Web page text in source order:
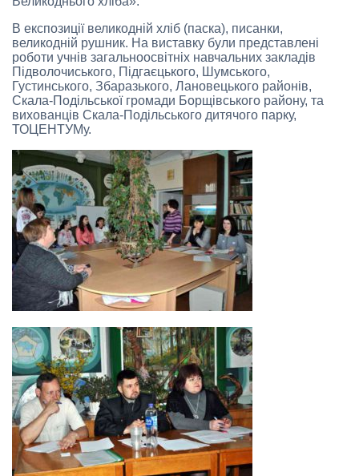
В експозиції великодній хліб (паска), писанки,
великодній рушник. На виставку були представлені
роботи учнів загальноосвітніх навчальних закладів
Підволочиського, Підгаєцького, Шумського,
Густинського, Збаразького, Лановецького районів,
Скала-Подільської громади Борщівського району, та
вихованців Скала-Подільського дитячого парку,
ТОЦЕНТУМу.